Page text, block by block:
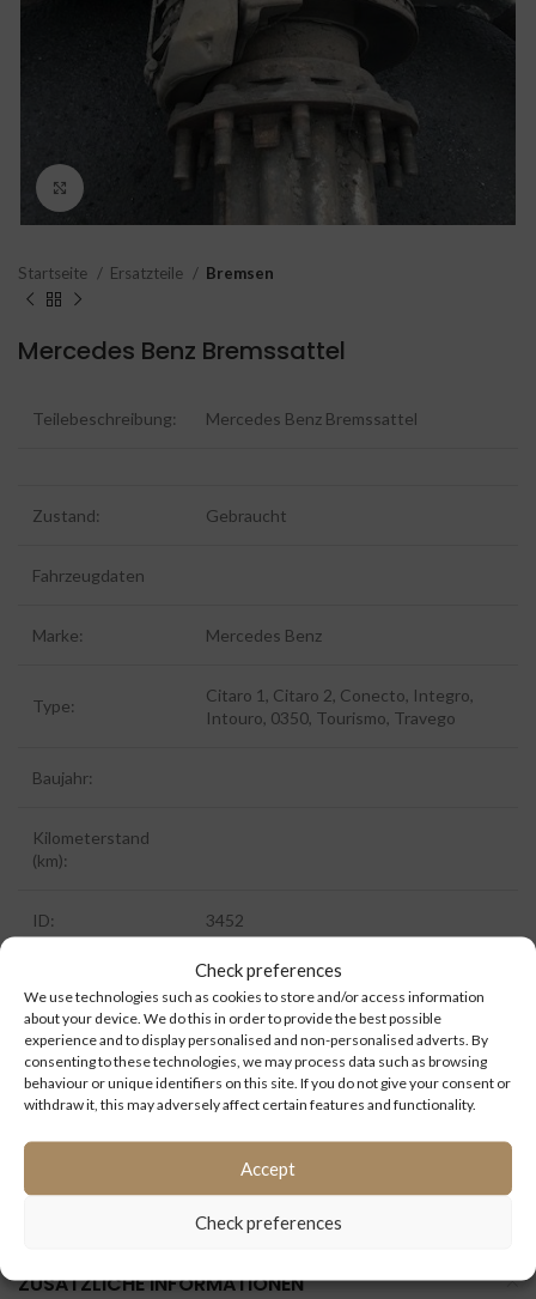
Check preferences
We use technologies such as cookies to store and/or access information
about your device. We do this in order to provide the best possible
experience and to display personalised and non-personalised adverts. By
consenting to these technologies, we may process data such as browsing
behaviour or unique identifiers on this site. If you do not give your consent or
withdraw it, this may adversely affect certain features and functionality.
Accept
Check preferences
Startseite Ersatzteile Bremsen
Mercedes Benz Bremssattel
Teilebeschreibung: Mercedes Benz Bremssattel
Zustand: Gebraucht
Fahrzeugdaten
Marke: Mercedes Benz
Type:
Citaro 1, Citaro 2, Conecto, Integro,
Intouro, 0350, Tourismo, Travego
Baujahr:
Kilometerstand
(km):
ID: 3452
O350, Tourismo
ZUSÄTZLICHE INFORMATIONEN